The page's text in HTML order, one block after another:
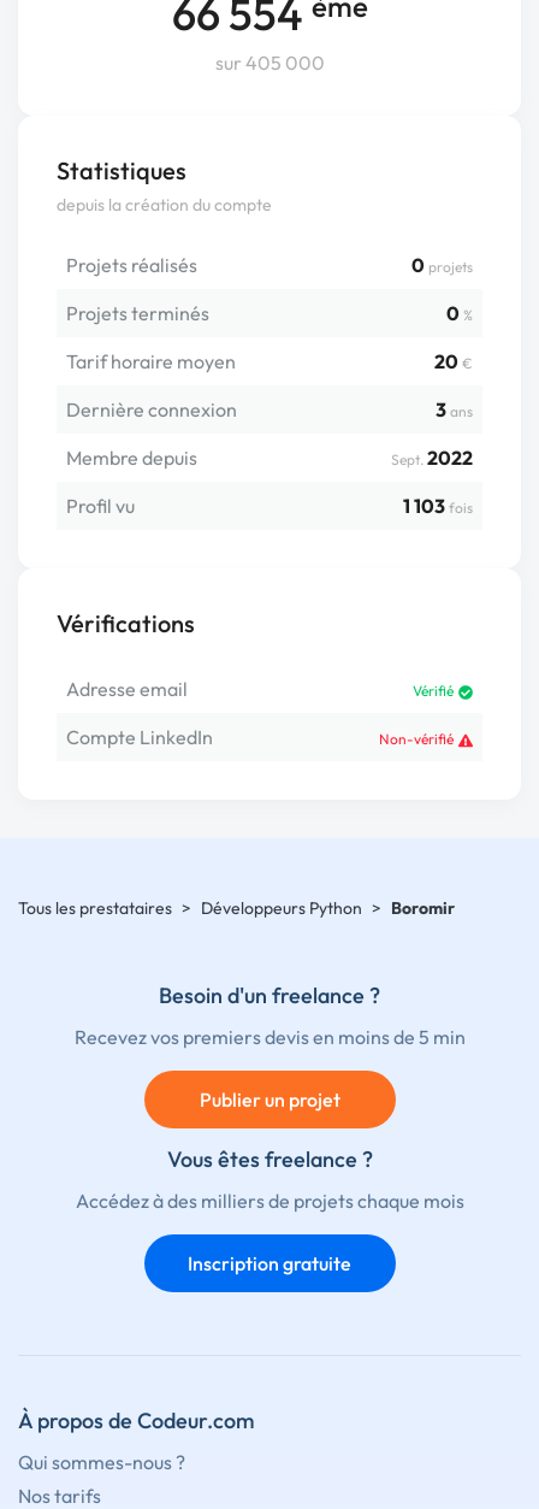
66 554
sur 405 000
Statistiques
depuis la création du compte
Projets réalisés 0 projets
Projets terminés 0 %
Tarif horaire moyen 20 €
Dernière connexion 3 ans
Membre depuis Sept. 2022
Profil vu
1 103 fois
Vérifications
Adresse email Vérifié
Compte LinkedIn Non-vérifié
Tous les prestataires > Développeurs Python > Boromir
Besoin d'un freelance ?
Recevez vos premiers devis en moins de 5 min
Publier un projet
Vous êtes freelance ?
Accédez à des milliers de projets chaque mois
Inscription gratuite
À propos de Codeur.com
Qui sommes-nous ?
Nos tarifs